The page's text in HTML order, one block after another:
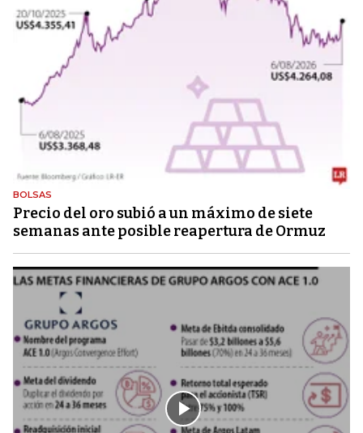
BOLSAS
Precio del oro subió a un máximo de siete
semanas ante posible reapertura de Ormuz